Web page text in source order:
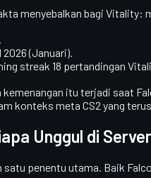
menyebalkan bagi Vitality:
2026 (Januari).
streak 18 pertandingan
kemenangan itu terjadi saat
konteks meta CS2 yang
Unggul di
satu penentu utama. Baik